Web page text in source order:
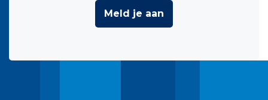
Meld je aan